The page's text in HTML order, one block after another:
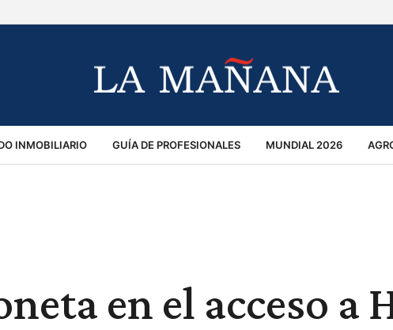
INMOBILIARIO GUÍA DE PROFESIONALES MUNDIAL 2026
en el acceso a